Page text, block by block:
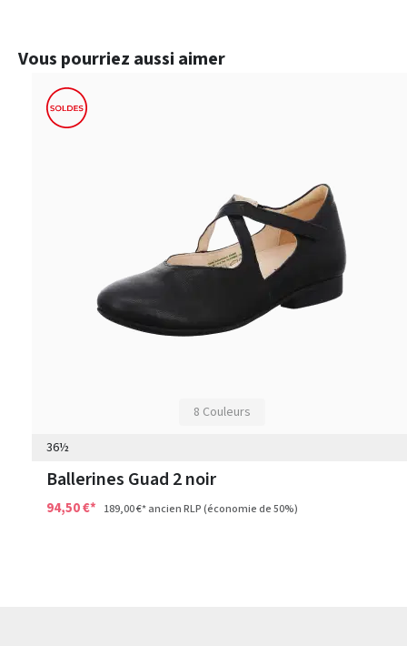
Ignorer la galerie de produits
Vous pourriez aussi aimer
8 Couleurs
36½
Ballerines Guad 2 noir
94,50 €* 189,00 €*ancien RLP(économie de 50%)